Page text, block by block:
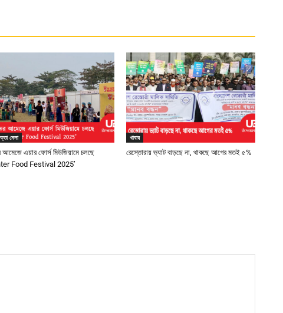
মেলা
আমেজে এয়ার ফোর্স মিউজিয়ামে চলছে
Food Festival 2025’
খাবার
রেস্তোরায় ভ্যাট বাড়ছে না, থাকছে আগের মতই ৫%